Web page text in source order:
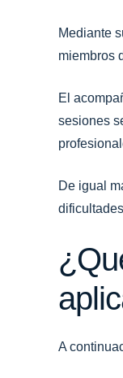
Mediante
miembros
El
sesiones
De igual
A